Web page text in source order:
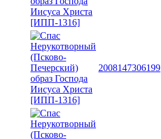
2008147306199